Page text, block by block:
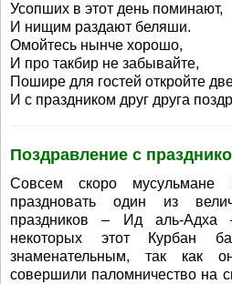
Усопших в этот день поминают,
И нищим раздают беляши.
Омойтесь нынче хорошо,
И про такбир не забывайте,
Пошире для гостей откройте
И с праздником друг друга
Поздравление с
Совсем скоро
праздновать один из
праздников – Ид аль-Адха
некоторых этот Курбан
знаменательным, так как
совершили паломничество на